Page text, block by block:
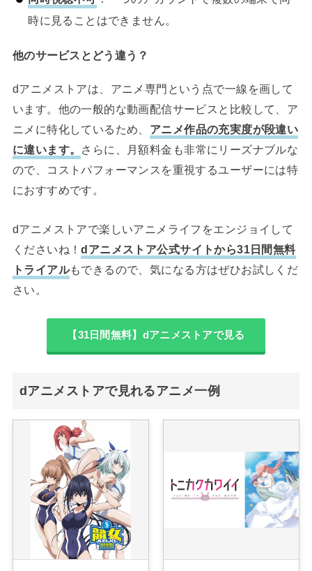
時に見ることはできません。
他のサービスとどう違う？
dアニメストアは、アニメ専門という点で一線を画して
います。他の一般的な動画配信サービスと比較して、ア
ニメに特化しているため、 アニメ作品の充実度が段違い
に違います。 さらに、月額料金も非常にリーズナブルな
ので、コストパフォーマンスを重視するユーザーには特
におすすめです。
dアニメストアで楽しいアニメライフをエンジョイして
くださいね！dアニメストア公式サイトから31日間無料
トライアルもできるので、気になる方はぜひお試しくだ
さい。
【31日間無料】dアニメストアで見る
dアニメストアで見れるアニメ一例